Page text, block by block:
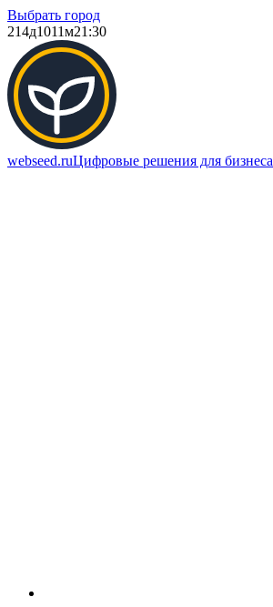
Выбрать город
214д1011м21:30
webseed.ruЦифровые решения для бизнеса